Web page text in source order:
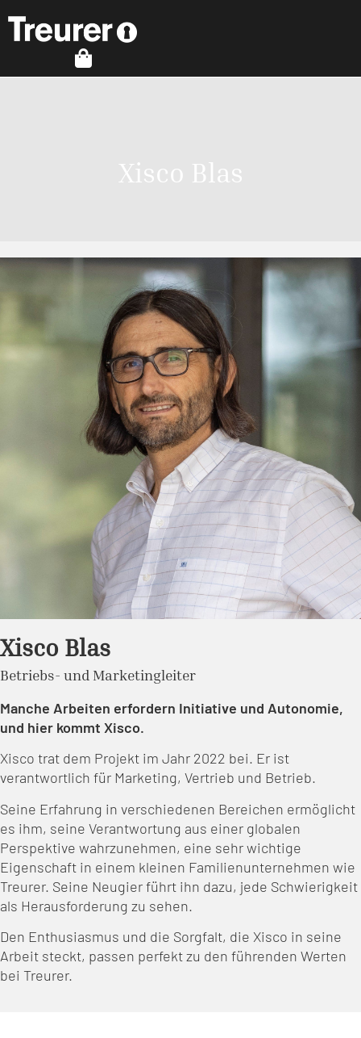
Xisco Blas
Xisco Blas
Betriebs- und Marketingleiter
Manche Arbeiten erfordern Initiative und Autonomie,
und hier kommt Xisco.
Xisco trat dem Projekt im Jahr 2022 bei. Er ist
verantwortlich für Marketing, Vertrieb und Betrieb.
Seine Erfahrung in verschiedenen Bereichen ermöglicht
es ihm, seine Verantwortung aus einer globalen
Perspektive wahrzunehmen, eine sehr wichtige
Eigenschaft in einem kleinen Familienunternehmen wie
Treurer. Seine Neugier führt ihn dazu, jede Schwierigkeit
als Herausforderung zu sehen.
Den Enthusiasmus und die Sorgfalt, die Xisco in seine
Arbeit steckt, passen perfekt zu den führenden Werten
bei Treurer.